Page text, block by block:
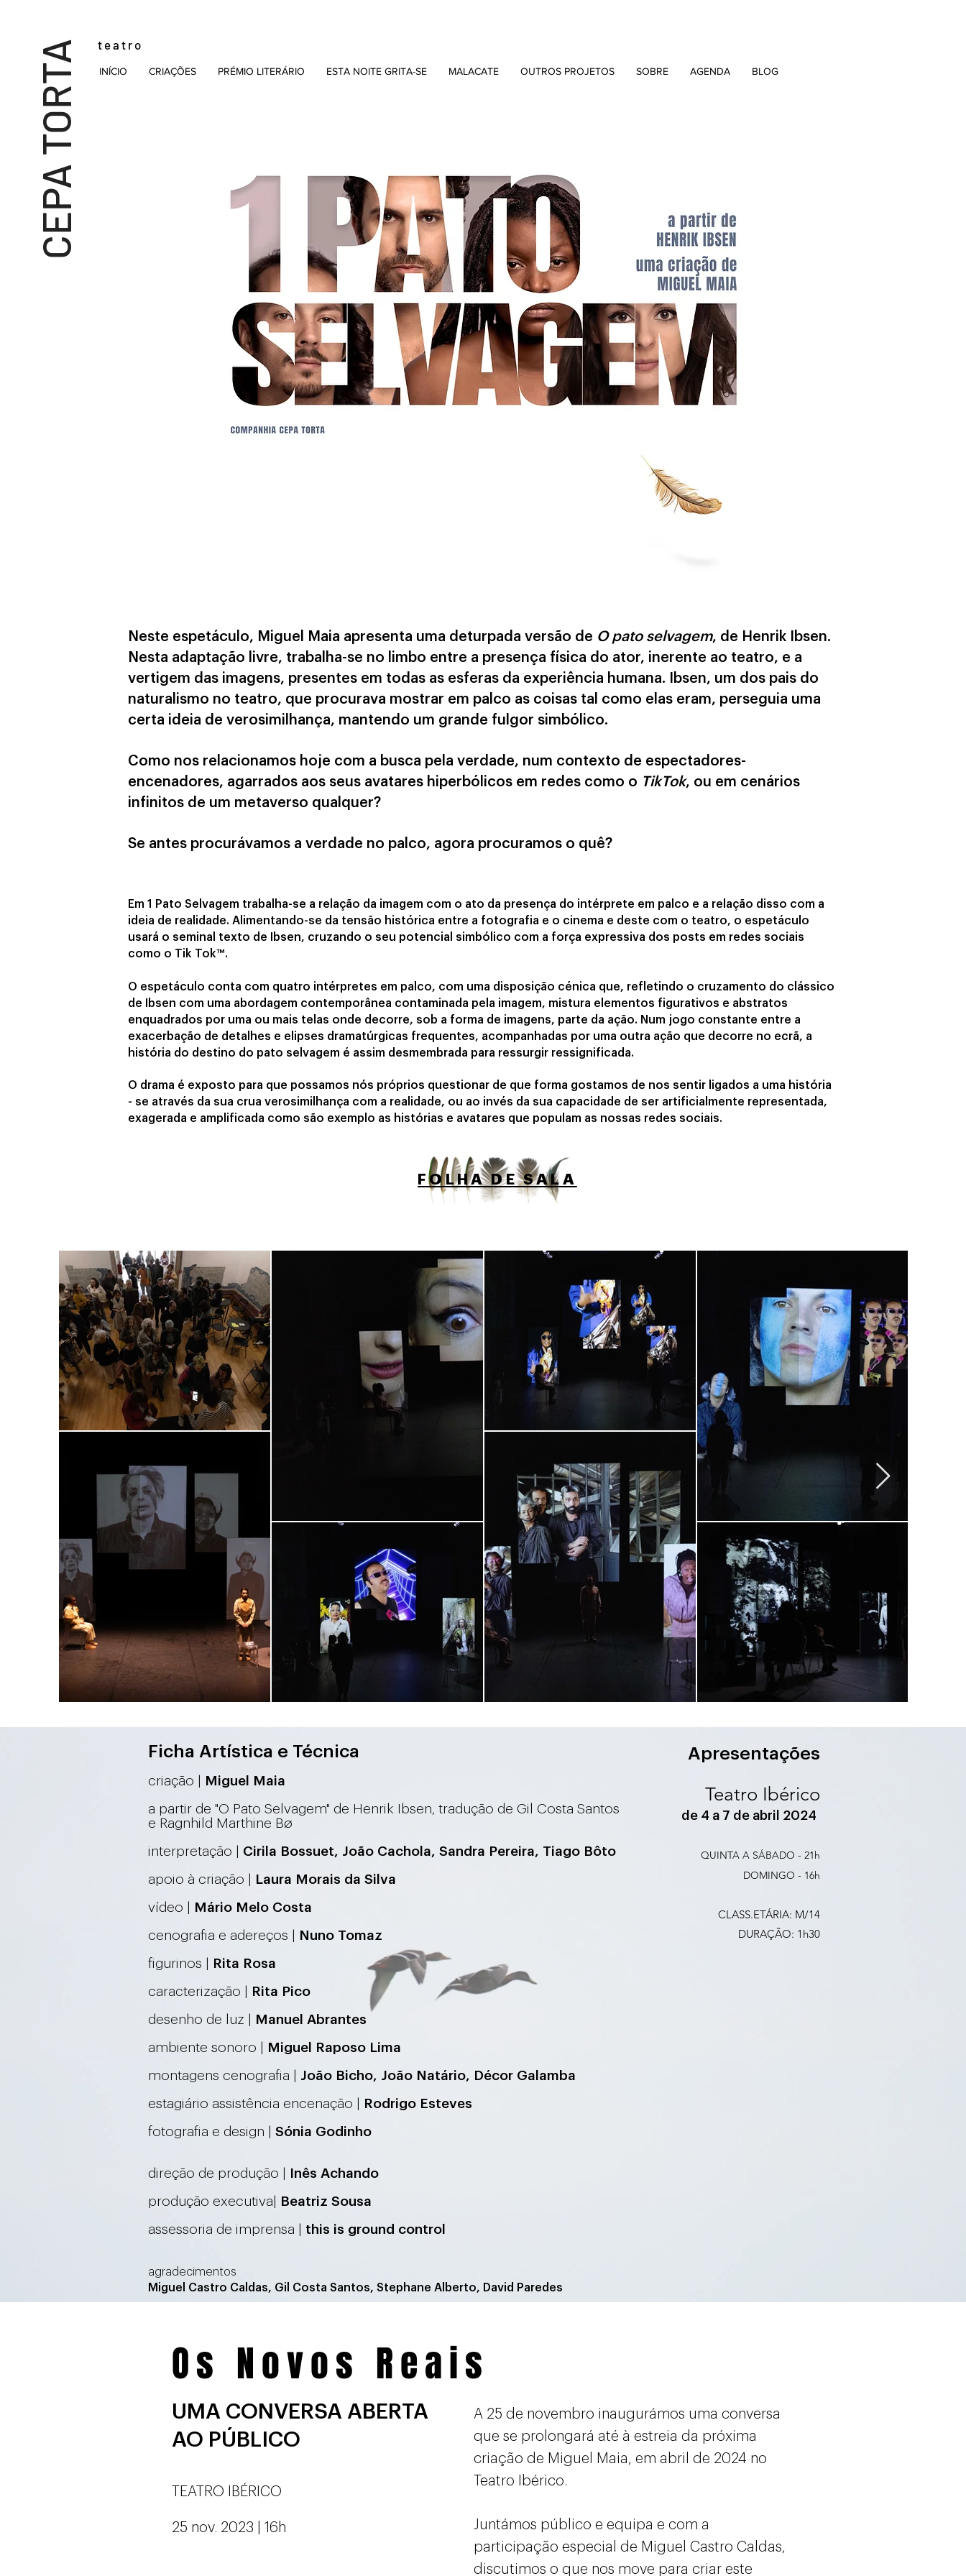
CEPA TORTA t e a t r o
INÍCIO CRIAÇÕES PRÉMIO LITERÁRIO ESTA NOITE GRITA-SE MALACATE OUTROS PROJETOS SOBRE AGENDA BLOG
Neste espetáculo, Miguel Maia apresenta uma deturpada versão de O pato selvagem, de Henrik Ibsen.
Nesta adaptação livre, trabalha-se no limbo entre a presença física do ator, inerente ao teatro, e a
vertigem das imagens, presentes em todas as esferas da experiência humana. Ibsen, um dos pais do
naturalismo no teatro, que procurava mostrar em palco as coisas tal como elas eram, perseguia uma
certa ideia de verosimilhança, mantendo um grande fulgor simbólico.
Como nos relacionamos hoje com a busca pela verdade, num contexto de espectadores-
encenadores, agarrados aos seus avatares hiperbólicos em redes como o TikTok, ou em cenários
infinitos de um metaverso qualquer?
Se antes procurávamos a verdade no palco, agora procuramos o quê?
Em 1 Pato Selvagem trabalha-se a relação da imagem com o ato da presença do intérprete em palco e a relação disso com a
ideia de realidade. Alimentando-se da tensão histórica entre a fotografia e o cinema e deste com o teatro, o espetáculo
usará o seminal texto de Ibsen, cruzando o seu potencial simbólico com a força expressiva dos posts em redes sociais
como o Tik Tok™.
O espetáculo conta com quatro intérpretes em palco, com uma disposição cénica que, refletindo o cruzamento do clássico
de Ibsen com uma abordagem contemporânea contaminada pela imagem, mistura elementos figurativos e abstratos
enquadrados por uma ou mais telas onde decorre, sob a forma de imagens, parte da ação. Num jogo constante entre a
exacerbação de detalhes e elipses dramatúrgicas frequentes, acompanhadas por uma outra ação que decorre no ecrã, a
história do destino do pato selvagem é assim desmembrada para ressurgir ressignificada.
O drama é exposto para que possamos nós próprios questionar de que forma gostamos de nos sentir ligados a uma história
- se através da sua crua verosimilhança com a realidade, ou ao invés da sua capacidade de ser artificialmente representada,
exagerada e amplificada como são exemplo as histórias e avatares que populam as nossas redes sociais.
FOLHA DE SALA
Ficha Artística e Técnica
criação | Miguel Maia
a partir de "O Pato Selvagem" de Henrik Ibsen, tradução de Gil Costa Santos
e Ragnhild Marthine Bø
interpretação Cirila Bossuet, João Cachola, Sandra Pereira, Tiago Bôto
apoio à criação | Laura Morais da Silva
vídeo | Mário Melo Costa
cenografia e adereços | Nuno Tomaz
figurinos | Rita Rosa
caracterização | Rita Pico
desenho de luz | Manuel Abrantes
ambiente sonoro | Miguel Raposo Lima
montagens cenografia | João Bicho, João Natário, Décor Galamba
estagiário assistência encenação | Rodrigo Esteves
fotografia e design | Sónia Godinho
direção de produção | Inês Achando
produção executiva| Beatriz Sousa
assessoria de imprensa | this is ground control
agradecimentos
Miguel Castro Caldas, Gil Costa Santos, Stephane Alberto, David Paredes
Apresentações
Teatro Ibérico
de 4 a 7 de abril 2024
QUINTA A SÁBADO - 21h
DOMINGO - 16h
CLASS.ETÁRIA: M/14
DURAÇÃO: 1h30
Os Novos Reais
UMA CONVERSA ABERTA
AO PÚBLICO
A 25 de novembro inaugurámos uma conversa
que se prolongará até à estreia da próxima
criação de Miguel Maia, em abril de 2024 no
Teatro Ibérico.
Juntámos público e equipa e com a
participação especial de Miguel Castro Caldas,
discutimos o que nos move para criar este
TEATRO IBÉRICO
25 nov. 2023 | 16h